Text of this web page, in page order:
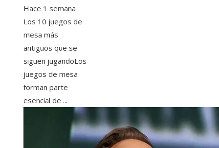
Hace 1 semana
Los 10 juegos de
mesa más
antiguos que se
siguen jugandoLos
juegos de mesa
forman parte
esencial de ...